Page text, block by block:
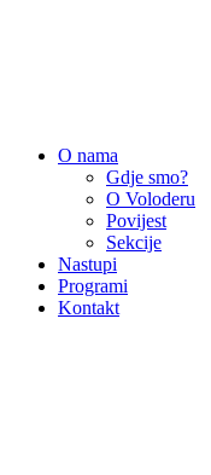
O nama
Gdje smo?
O Voloderu
Povijest
Sekcije
Nastupi
Programi
Kontakt